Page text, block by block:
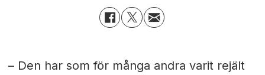
– Den har som för många andra varit rejält